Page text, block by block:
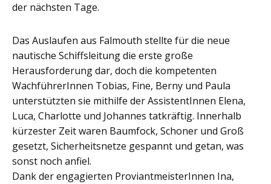
der nächsten Tage.
Das Auslaufen aus Falmouth stellte für die neue
nautische Schiffsleitung die erste große
Herausforderung dar, doch die kompetenten
WachführerInnen Tobias, Fine, Berny und Paula
unterstützten sie mithilfe der AssistentInnen Elena,
Luca, Charlotte und Johannes tatkräftig. Innerhalb
kürzester Zeit waren Baumfock, Schoner und Groß
gesetzt, Sicherheitsnetze gespannt und getan, was
sonst noch anfiel.
Dank der engagierten ProviantmeisterInnen Ina,